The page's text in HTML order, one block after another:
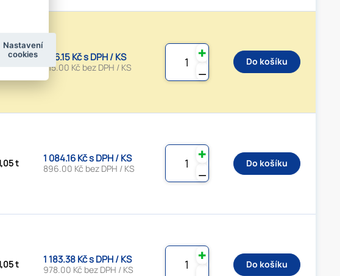
986.15 Kč s DPH / KS
815.00 Kč bez DPH / KS ⚊
✚
Do košíku
t 1 084.16 Kč s DPH / KS
896.00 Kč bez DPH / KS ⚊
✚
Do košíku
t 1 183.38 Kč s DPH / KS
978.00 Kč bez DPH / KS
✚
Do košíku
Nastavení
cookies